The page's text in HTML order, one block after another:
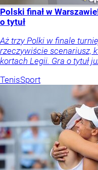
Polski finał w
o tytuł
Aż trzy Polki w finale
rzeczywiście scenariusz,
kortach Legii. Gra o tytuł
TenisSport